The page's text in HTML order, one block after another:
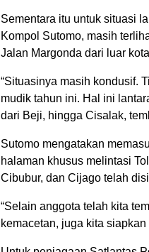
Sementara itu untuk situasi
Kompol Sutomo, masih
Jalan Margonda dari luar
“Situasinya masih kondusif.
mudik tahun ini. Hal ini
dari Beji, hingga Cisalak,
Sutomo mengatakan
halaman khusus melintasi
Cibubur, dan Cijago telah
“Selain anggota telah kita
kemacetan, juga kita